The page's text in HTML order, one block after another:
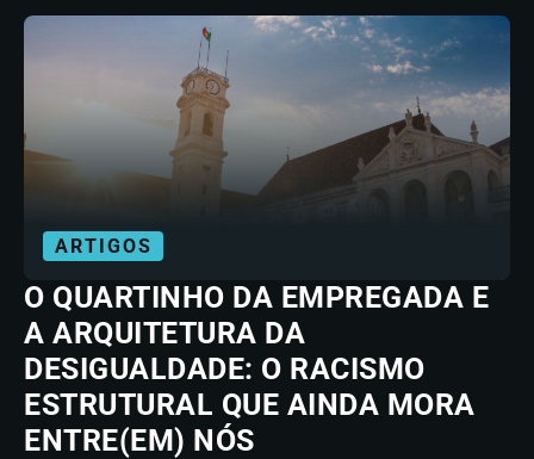
ARTIGOS
O QUARTINHO DA EMPREGADA E
A ARQUITETURA DA
DESIGUALDADE: O RACISMO
ESTRUTURAL QUE AINDA MORA
ENTRE(EM) NÓS